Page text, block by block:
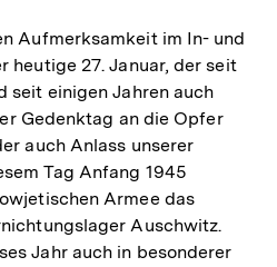
Aufmerksamkeit im In- und
heutige 27. Januar, der seit
seit einigen Jahren auch
Gedenktag an die Opfer
auch Anlass unserer
Tag Anfang 1945
Armee das
Auschwitz.
Jahr auch in besonderer